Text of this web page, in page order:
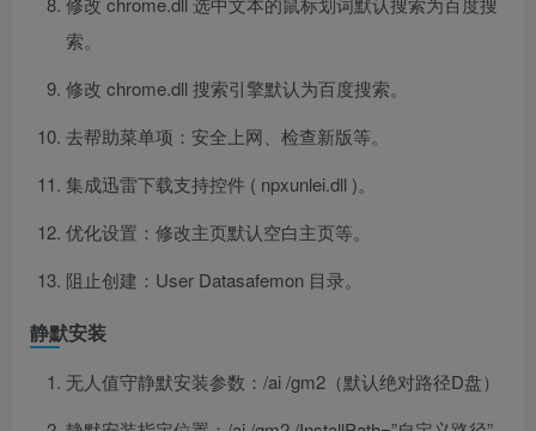
索。
修改 chrome.dll 搜索引擎默认为百度搜索。
去帮助菜单项：安全上网、检查新版等。
集成迅雷下载支持控件 ( npxunlei.dll )。
优化设置：修改主页默认空白主页等。
阻止创建：User Datasafemon 目录。
静默安装
无人值守静默安装参数：/ai /gm2（默认绝对路径D盘）